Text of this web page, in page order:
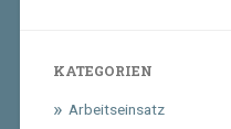
KATEGORIEN
Arbeitseinsatz